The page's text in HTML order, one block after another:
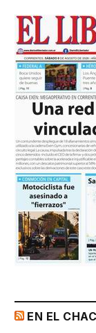
EN EL